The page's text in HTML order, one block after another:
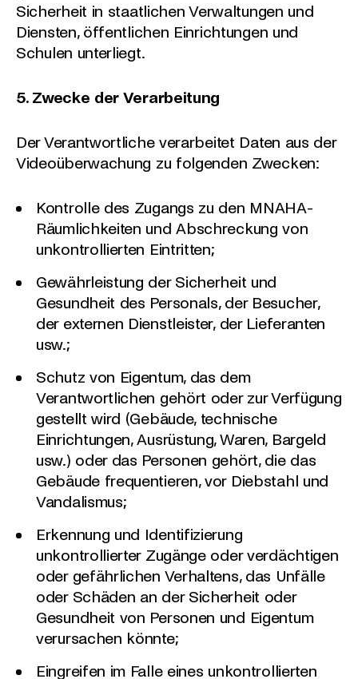
Sicherheit in staatlichen Verwaltungen und
Diensten, öffentlichen Einrichtungen und
Schulen unterliegt.
5. Zwecke der Verarbeitung
Der Verantwortliche verarbeitet Daten aus der
Videoüberwachung zu folgenden Zwecken:
Kontrolle des Zugangs zu den MNAHA-
Räumlichkeiten und Abschreckung von
unkontrollierten Eintritten;
Gewährleistung der Sicherheit und
Gesundheit des Personals, der Besucher,
der externen Dienstleister, der Lieferanten
usw.;
Schutz von Eigentum, das dem
Verantwortlichen gehört oder zur Verfügung
gestellt wird (Gebäude, technische
Einrichtungen, Ausrüstung, Waren, Bargeld
usw.) oder das Personen gehört, die das
Gebäude frequentieren, vor Diebstahl und
Vandalismus;
Erkennung und Identifizierung
unkontrollierter Zugänge oder verdächtigen
oder gefährlichen Verhaltens, das Unfälle
oder Schäden an der Sicherheit oder
Gesundheit von Personen und Eigentum
verursachen könnte;
Eingreifen im Falle eines unkontrollierten